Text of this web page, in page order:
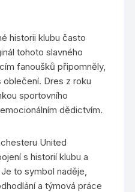
historii klubu často
tohoto slavného
fanoušků připomněly,
oblečení. Dres z roku
sportovního
dědictvím.
United
s historií klubu a
to symbol naděje,
a týmová práce